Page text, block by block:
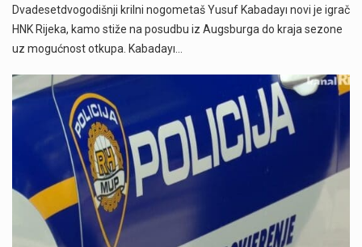
Dvadesetdvogodišnji krilni nogometaš Yusuf Kabadayı novi je igrač
HNK Rijeka, kamo stiže na posudbu iz Augsburga do kraja sezone
uz mogućnost otkupa. Kabadayı…